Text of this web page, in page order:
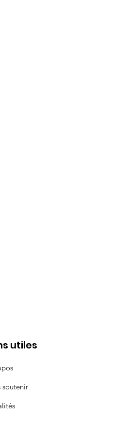
utiles
soutenir